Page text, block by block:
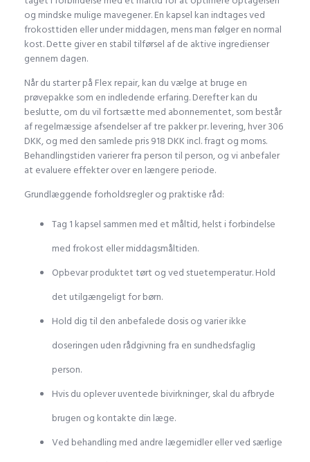
og mindske mulige mavegener. En kapsel kan indtages ved
frokosttiden eller under middagen, mens man følger en normal
kost. Dette giver en stabil tilførsel af de aktive ingredienser
gennem dagen.
Når du starter på Flex repair, kan du vælge at bruge en
prøvepakke som en indledende erfaring. Derefter kan du
beslutte, om du vil fortsætte med abonnementet, som består
af regelmæssige afsendelser af tre pakker pr. levering, hver 306
DKK, og med den samlede pris 918 DKK incl. fragt og moms.
Behandlingstiden varierer fra person til person, og vi anbefaler
at evaluere effekter over en længere periode.
Grundlæggende forholdsregler og praktiske råd:
Tag 1 kapsel sammen med et måltid, helst i forbindelse
med frokost eller middagsmåltiden.
Opbevar produktet tørt og ved stuetemperatur. Hold
det utilgængeligt for børn.
Hold dig til den anbefalede dosis og varier ikke
doseringen uden rådgivning fra en sundhedsfaglig
person.
Hvis du oplever uventede bivirkninger, skal du afbryde
brugen og kontakte din læge.
Ved behandling med andre lægemidler eller ved særlige